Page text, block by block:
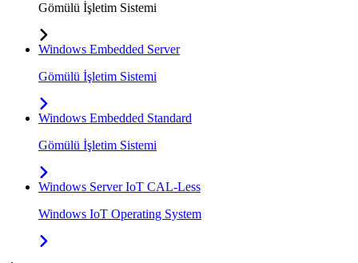
Gömülü İşletim Sistemi
Windows Embedded Server
Gömülü İşletim Sistemi
Windows Embedded Standard
Gömülü İşletim Sistemi
Windows Server IoT CAL-Less
Windows IoT Operating System